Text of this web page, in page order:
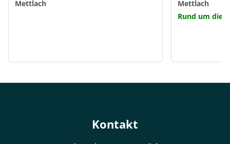
Mettlach
Mettlach
Rund um die
Kontakt